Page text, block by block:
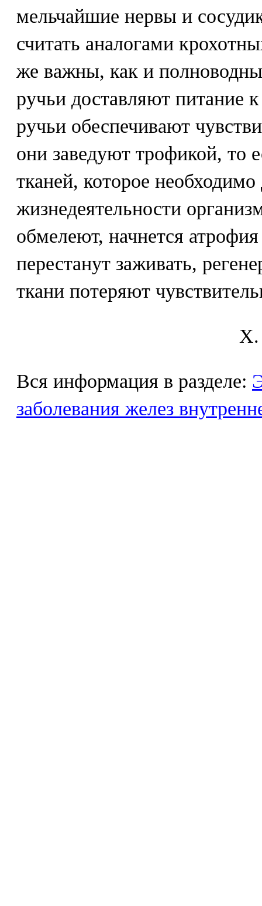
мельчайшие нервы и
считать аналогами
же важны, как и
ручьи доставляют питание
ручьи обеспечивают
они заведуют трофикой, то
тканей, которое
жизнедеятельности
обмелеют, начнется
перестанут заживать,
ткани потеряют
X.
Вся информация в разделе:
заболевания желез